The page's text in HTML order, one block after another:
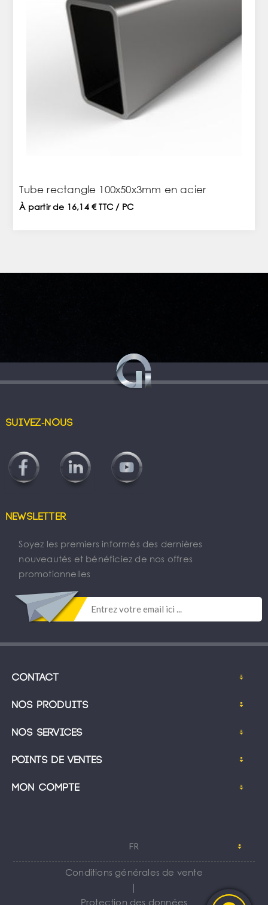
Tube rectangle 100x50x3mm en acier
À partir de 16,14 € TTC / PC
Suivez-nous
Newsletter
Soyez les premiers informés des dernières
nouveautés et bénéficiez de nos offres
promotionnelles
Contact
Nos produits
Nos services
Points de ventes
Mon compte
FR
Conditions générales de vente
｜
Protection des données